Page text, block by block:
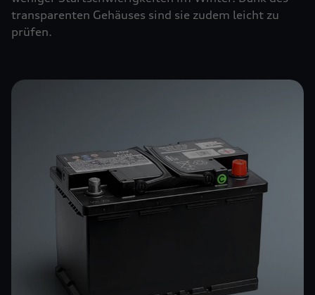
transparenten Gehäuses sind sie zudem leicht zu
prüfen.